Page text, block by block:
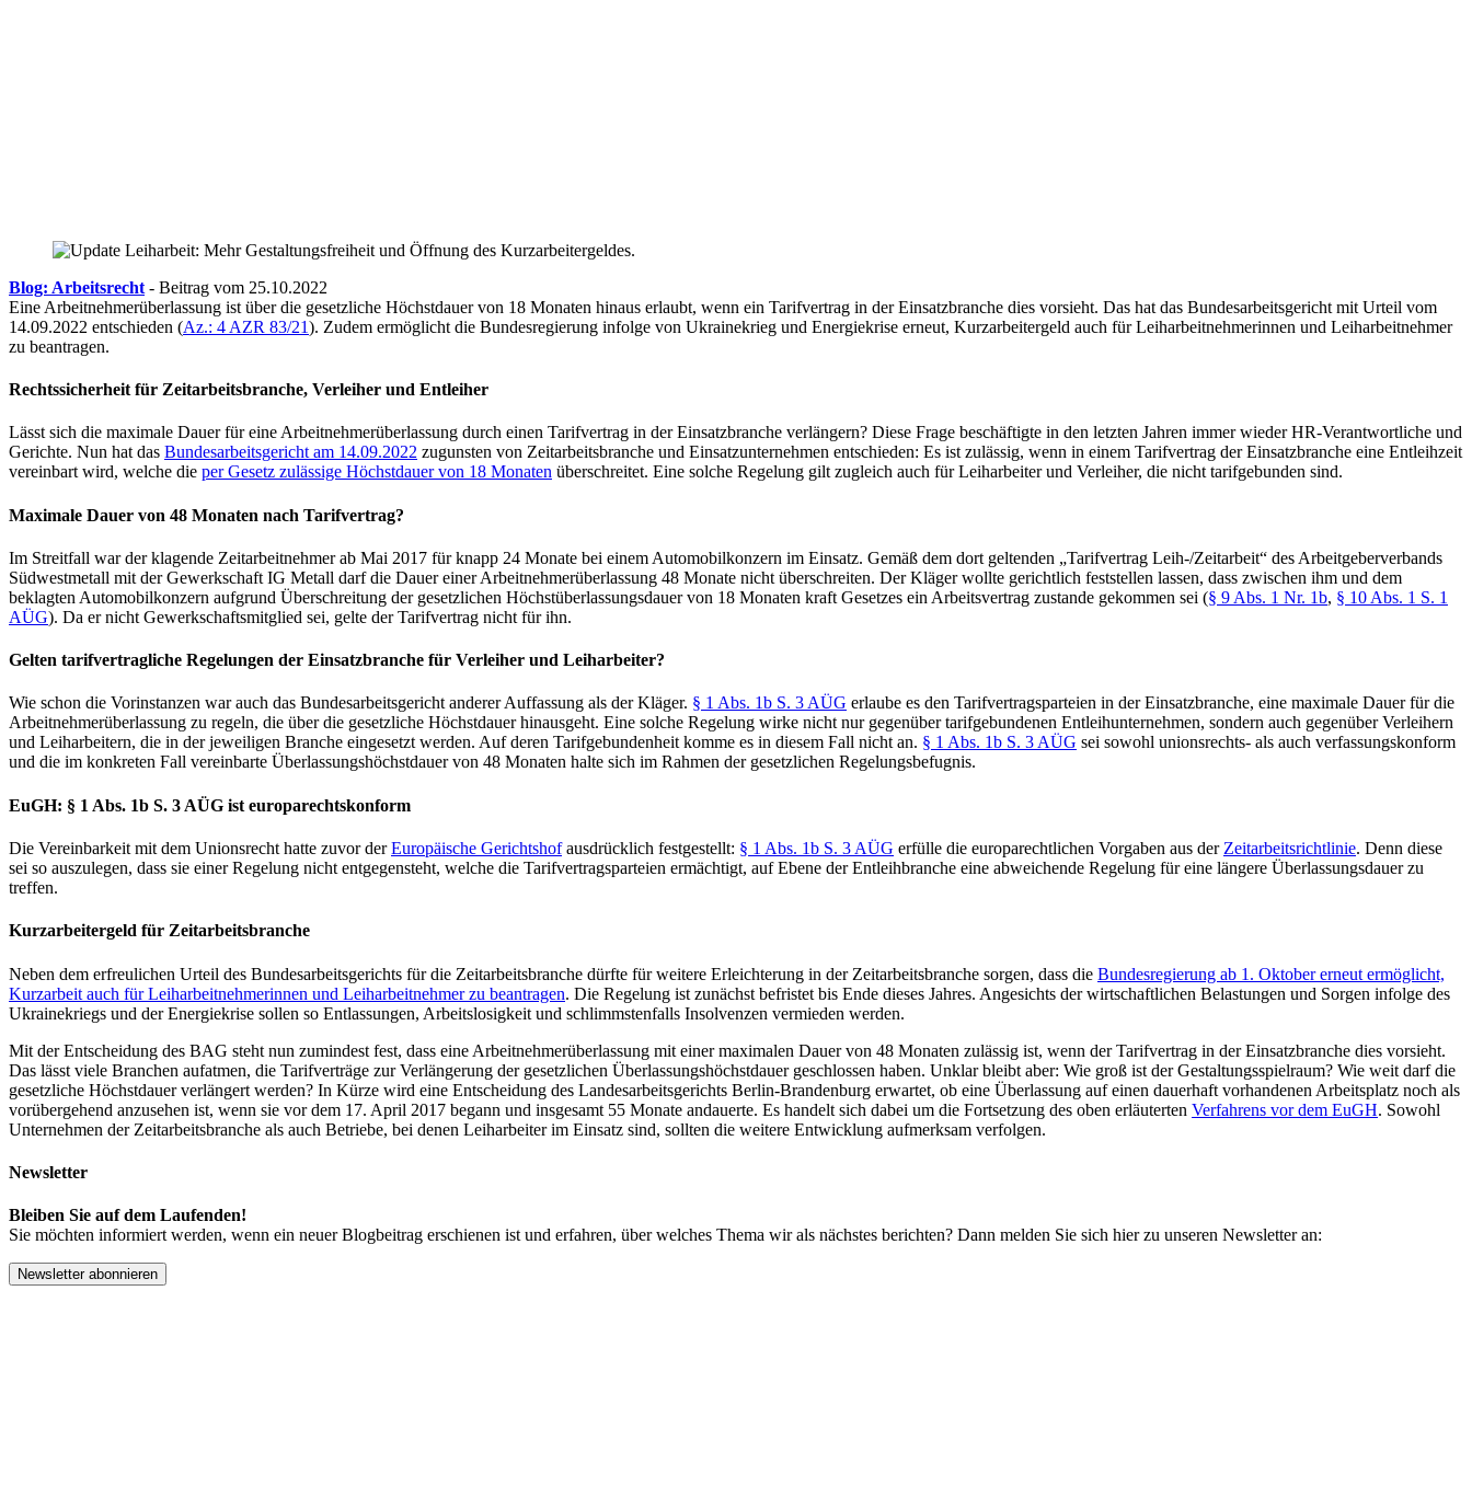
Blog: Arbeitsrecht - Beitrag vom 25.10.2022
Eine Arbeitnehmerüberlassung ist über die gesetzliche Höchstdauer von 18 Monaten hinaus erlaubt, wenn ein Tarifvertrag in der Einsatzbranche dies vorsieht. Das hat das Bundesarbeitsgericht mit Urteil vom
14.09.2022 entschieden (Az.: 4 AZR 83/21). Zudem ermöglicht die Bundesregierung infolge von Ukrainekrieg und Energiekrise erneut, Kurzarbeitergeld auch für Leiharbeitnehmerinnen und Leiharbeitnehmer
zu beantragen.
Rechtssicherheit für Zeitarbeitsbranche, Verleiher und Entleiher
Lässt sich die maximale Dauer für eine Arbeitnehmerüberlassung durch einen Tarifvertrag in der Einsatzbranche verlängern? Diese Frage beschäftigte in den letzten Jahren immer wieder HR-Verantwortliche und
Gerichte. Nun hat das Bundesarbeitsgericht am 14.09.2022 zugunsten von Zeitarbeitsbranche und Einsatzunternehmen entschieden: Es ist zulässig, wenn in einem Tarifvertrag der Einsatzbranche eine Entleihzeit
vereinbart wird, welche die per Gesetz zulässige Höchstdauer von 18 Monaten überschreitet. Eine solche Regelung gilt zugleich auch für Leiharbeiter und Verleiher, die nicht tarifgebunden sind.
Maximale Dauer von 48 Monaten nach Tarifvertrag?
Im Streitfall war der klagende Zeitarbeitnehmer ab Mai 2017 für knapp 24 Monate bei einem Automobilkonzern im Einsatz. Gemäß dem dort geltenden „Tarifvertrag Leih-/Zeitarbeit“ des Arbeitgeberverbands
Südwestmetall mit der Gewerkschaft IG Metall darf die Dauer einer Arbeitnehmerüberlassung 48 Monate nicht überschreiten. Der Kläger wollte gerichtlich feststellen lassen, dass zwischen ihm und dem
beklagten Automobilkonzern aufgrund Überschreitung der gesetzlichen Höchstüberlassungsdauer von 18 Monaten kraft Gesetzes ein Arbeitsvertrag zustande gekommen sei (§ 9 Abs. 1 Nr. 1b, § 10 Abs. 1 S. 1
AÜG). Da er nicht Gewerkschaftsmitglied sei, gelte der Tarifvertrag nicht für ihn.
Gelten tarifvertragliche Regelungen der Einsatzbranche für Verleiher und Leiharbeiter?
Wie schon die Vorinstanzen war auch das Bundesarbeitsgericht anderer Auffassung als der Kläger. § 1 Abs. 1b S. 3 AÜG erlaube es den Tarifvertragsparteien in der Einsatzbranche, eine maximale Dauer für die
Arbeitnehmerüberlassung zu regeln, die über die gesetzliche Höchstdauer hinausgeht. Eine solche Regelung wirke nicht nur gegenüber tarifgebundenen Entleihunternehmen, sondern auch gegenüber Verleihern
und Leiharbeitern, die in der jeweiligen Branche eingesetzt werden. Auf deren Tarifgebundenheit komme es in diesem Fall nicht an. § 1 Abs. 1b S. 3 AÜG sei sowohl unionsrechts- als auch verfassungskonform
und die im konkreten Fall vereinbarte Überlassungshöchstdauer von 48 Monaten halte sich im Rahmen der gesetzlichen Regelungsbefugnis.
EuGH: § 1 Abs. 1b S. 3 AÜG ist europarechtskonform
Die Vereinbarkeit mit dem Unionsrecht hatte zuvor derEuropäische Gerichtshofausdrücklich festgestellt: § 1 Abs. 1b S. 3 AÜG erfülle die europarechtlichen Vorgaben aus der Zeitarbeitsrichtlinie. Denn diese
sei so auszulegen, dass sie einer Regelung nicht entgegensteht, welche die Tarifvertragsparteien ermächtigt, auf Ebene der Entleihbranche eine abweichende Regelung für eine längere Überlassungsdauer zu
treffen.
Kurzarbeitergeld für Zeitarbeitsbranche
Neben dem erfreulichen Urteil des Bundesarbeitsgerichts für die Zeitarbeitsbranche dürfte für weitere Erleichterung in der Zeitarbeitsbranche sorgen, dass die Bundesregierung ab 1. Oktober erneut ermöglicht,
Kurzarbeit auch für Leiharbeitnehmerinnen und Leiharbeitnehmer zu beantragen. Die Regelung ist zunächst befristet bis Ende dieses Jahres. Angesichts der wirtschaftlichen Belastungen und Sorgen infolge des
Ukrainekriegs und der Energiekrise sollen so Entlassungen, Arbeitslosigkeit und schlimmstenfalls Insolvenzen vermieden werden.
Mit der Entscheidung des BAG steht nun zumindest fest, dass eine Arbeitnehmerüberlassung mit einer maximalen Dauer von 48 Monaten zulässig ist, wenn der Tarifvertrag in der Einsatzbranche dies vorsieht.
Das lässt viele Branchen aufatmen, die Tarifverträge zur Verlängerung der gesetzlichen Überlassungshöchstdauer geschlossen haben. Unklar bleibt aber: Wie groß ist der Gestaltungsspielraum? Wie weit darf die
gesetzliche Höchstdauer verlängert werden? In Kürze wird eine Entscheidung des Landesarbeitsgerichts Berlin-Brandenburg erwartet, ob eine Überlassung auf einen dauerhaft vorhandenen Arbeitsplatz noch als
vorübergehend anzusehen ist, wenn sie vor dem 17. April 2017 begann und insgesamt 55 Monate andauerte. Es handelt sich dabei um die Fortsetzung des oben erläuterten Verfahrens vor dem EuGH. Sowohl
Unternehmen der Zeitarbeitsbranche als auch Betriebe, bei denen Leiharbeiter im Einsatz sind, sollten die weitere Entwicklung aufmerksam verfolgen.
Newsletter
Bleiben Sie auf dem Laufenden!
Sie möchten informiert werden, wenn ein neuer Blogbeitrag erschienen ist und erfahren, über welches Thema wir als nächstes berichten? Dann melden Sie sich hier zu unseren Newsletter an:
Newsletter abonnieren